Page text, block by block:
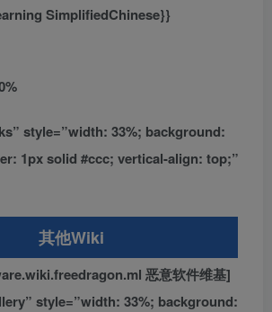
SimplifiedChinese}}
style=”width: 33%; background:
1px solid #ccc; vertical-align: top;”
其他Wiki
恶意软件维基]
style=”width: 33%; background: